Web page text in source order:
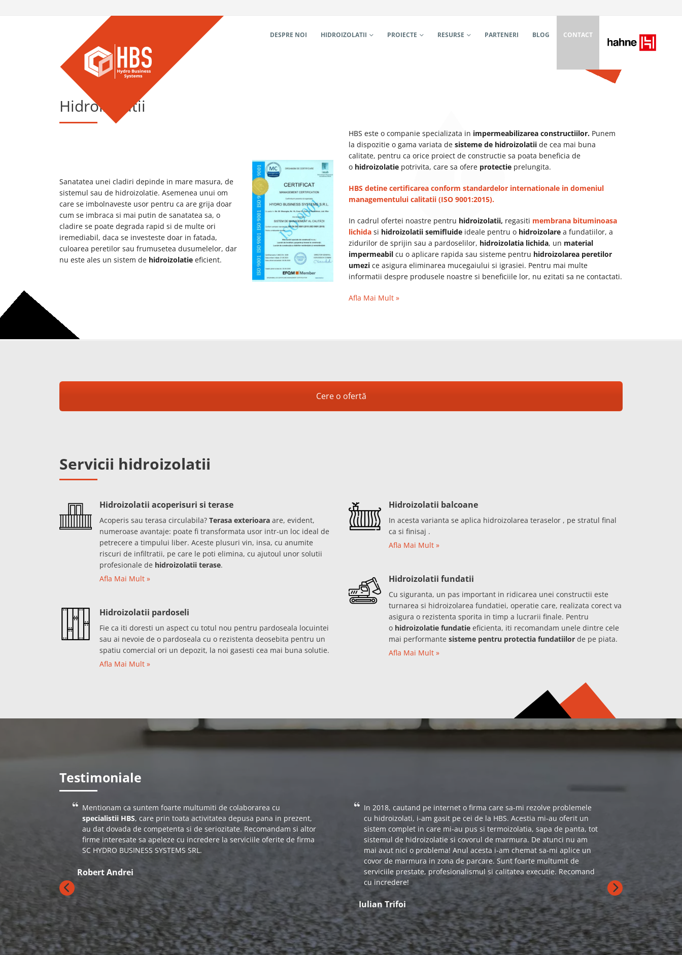
DESPRE NOI HIDROIZOLATII PROIECTE RESURSE PARTENERI BLOG CONTACT
Hidroizolatii
Sanatatea unei cladiri depinde in mare masura, de
sistemul sau de hidroizolatie. Asemenea unui om
care se imbolnaveste usor pentru ca are grija doar
cum se imbraca si mai putin de sanatatea sa, o
cladire se poate degrada rapid si de multe ori
iremediabil, daca se investeste doar in fatada,
culoarea peretilor sau frumusetea dusumelelor, dar
nu este ales un sistem de hidroizolatie eficient.
HBS este o companie specializata in impermeabilizarea constructiilor. Punem
la dispozitie o gama variata de sisteme de hidroizolatii de cea mai buna
calitate, pentru ca orice proiect de constructie sa poata beneficia de
o hidroizolatie potrivita, care sa ofere protectie prelungita.
HBS detine certificarea conform standardelor internationale in domeniul
managementului calitatii (ISO 9001:2015).
In cadrul ofertei noastre pentru hidroizolatii, regasiti membrana bituminoasa
lichida si hidroizolatii semifluide ideale pentru o hidroizolare a fundatiilor, a
zidurilor de sprijin sau a pardoselilor, hidroizolatia lichida, un material
impermeabil cu o aplicare rapida sau sisteme pentru hidroizolarea peretilor
umezi ce asigura eliminarea mucegaiului si igrasiei. Pentru mai multe
informatii despre produsele noastre si beneficiile lor, nu ezitati sa ne contactati.
Afla Mai Mult »
Cere o ofertă
Servicii hidroizolatii
Hidroizolatii acoperisuri si terase
Acoperis sau terasa circulabila? Terasa exterioara are, evident,
numeroase avantaje: poate fi transformata usor intr-un loc ideal de
petrecere a timpului liber. Aceste plusuri vin, insa, cu anumite
riscuri de infiltratii, pe care le poti elimina, cu ajutoul unor solutii
profesionale de hidroizolatii terase.
Afla Mai Mult »
Hidroizolatii pardoseli
Fie ca iti doresti un aspect cu totul nou pentru pardoseala locuintei
sau ai nevoie de o pardoseala cu o rezistenta deosebita pentru un
spatiu comercial ori un depozit, la noi gasesti cea mai buna solutie.
Afla Mai Mult »
Hidroizolatii balcoane
In acesta varianta se aplica hidroizolarea teraselor , pe stratul final
ca si finisaj .
Afla Mai Mult »
Hidroizolatii fundatii
Cu siguranta, un pas important in ridicarea unei constructii este
turnarea si hidroizolarea fundatiei, operatie care, realizata corect va
asigura o rezistenta sporita in timp a lucrarii finale. Pentru
o hidroizolatie fundatie eficienta, iti recomandam unele dintre cele
mai performante sisteme pentru protectia fundatiilor de pe piata.
Afla Mai Mult »
Testimoniale
Mentionam ca suntem foarte multumiti de colaborarea cu
specialistii HBS, care prin toata activitatea depusa pana in prezent,
au dat dovada de competenta si de seriozitate. Recomandam si altor
firme interesate sa apeleze cu incredere la serviciile oferite de firma
SC HYDRO BUSINESS SYSTEMS SRL.
Robert Andrei
In 2018, cautand pe internet o firma care sa-mi rezolve problemele
cu hidroizolati, i-am gasit pe cei de la HBS. Acestia mi-au oferit un
sistem complet in care mi-au pus si termoizolatia, sapa de panta, tot
sistemul de hidroizolatie si covorul de marmura. De atunci nu am
mai avut nici o problema! Anul acesta i-am chemat sa-mi aplice un
covor de marmura in zona de parcare. Sunt foarte multumit de
serviciile prestate, profesionalismul si calitatea executie. Recomand
cu incredere!
Iulian Trifoi